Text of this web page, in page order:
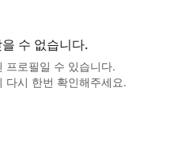
수 없습니다.
프로필일 수 있습니다.
다시 한번 확인해주세요.